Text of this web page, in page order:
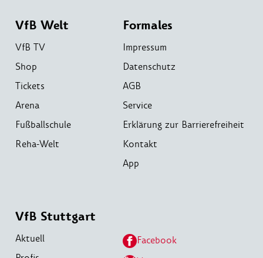
VfB Welt
VfB TV
Shop
Tickets
Arena
Fußballschule
Reha-Welt
Formales
Impressum
Datenschutz
AGB
Service
Erklärung zur Barrierefreiheit
Kontakt
App
VfB Stuttgart
Aktuell
Facebook